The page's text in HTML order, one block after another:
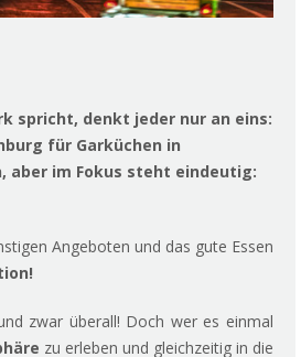
spricht, denkt jeder nur an eins:
für Garküchen in
aber im Fokus steht eindeutig:
Angeboten und das gute Essen
zwar überall! Doch wer es einmal
zu erleben und gleichzeitig in die